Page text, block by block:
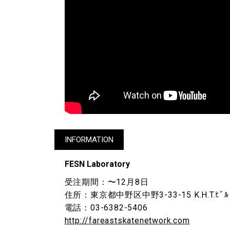
INFORMATION
FESN Laboratory
受注期間：〜12月8日
住所：東京都中野区中野3-33-15 K.H.T.ﾋﾞ
電話：03-6382-5406
http://fareastskatenetwork.com